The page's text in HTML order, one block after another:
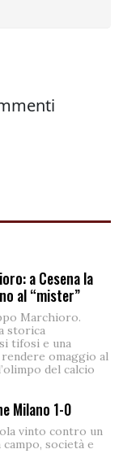
a Cesena la
al “mister”
Marchioro.
storica
tifosi e una
omaggio al
del calcio
Milano 1-0
vinto contro un
società e